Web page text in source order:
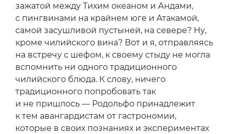
зажатой между Тихим океаном и Андами,
с пингвинами на крайнем юге и Атакамой,
самой засушливой пустыней, на севере? Ну,
кроме чилийского вина? Вот и я, отправляясь
на встречу с шефом, к своему стыду не могла
вспомнить ни одного традиционного
чилийского блюда. К слову, ничего
традиционного попробовать так
и не пришлось — Родольфо принадлежит
к тем авангардистам от гастрономии,
которые в своих познаниях и экспериментах